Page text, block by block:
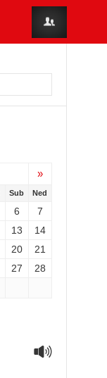
»
Sub Ned
6
7
13
14
20
21
27
28